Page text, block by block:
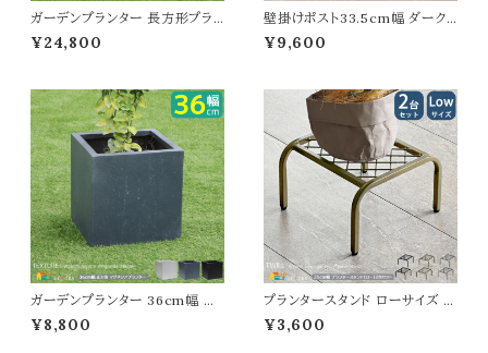
ガーデンプランター 長方形プラ
ンター 90cm幅 ホワイト ブラッ
ク グレー 白 黒 灰色 植木鉢 鉢
ダン スタイリッシュ コンクリート
風 石調 庭のプランター ガーデ
ニング 観葉植物 果物 野菜 園芸
家庭菜園 水抜き穴付
¥24,800
壁掛けポスト33.5cm幅 ダーク
ブラウン ナチュラル 玄関ポスト
郵便ポスト 木目調 鍵付きポスト
m 高さ41.8cm 郵便受け 横開き
春 夏 秋 冬 施錠付きポスト スペ
アキー付き エクステリア 戸建て
壁面ポスト DIY
¥9,600
ガーデンプランター 36cm幅 正
方形 ブラック グレー ホワイト 黒
灰色 白 プランター コンクリート
¥8,800
プランタースタンド ローサイズ 2
5cm幅 同色2台セット ブラック
ゴールド グレー 幅25cm 奥行2
¥3,600